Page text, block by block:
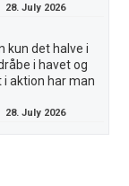
28. July 2026
kun det halve i
i havet og
aktion har man
28. July 2026